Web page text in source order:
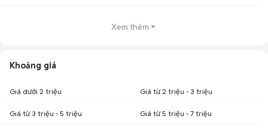
Xem thêm
Khoảng giá
Giá dưới 2 triệu Giá từ 2 triệu - 3 triệu
Giá từ 3 triệu - 5 triệu Giá từ 5 triệu - 7 triệu